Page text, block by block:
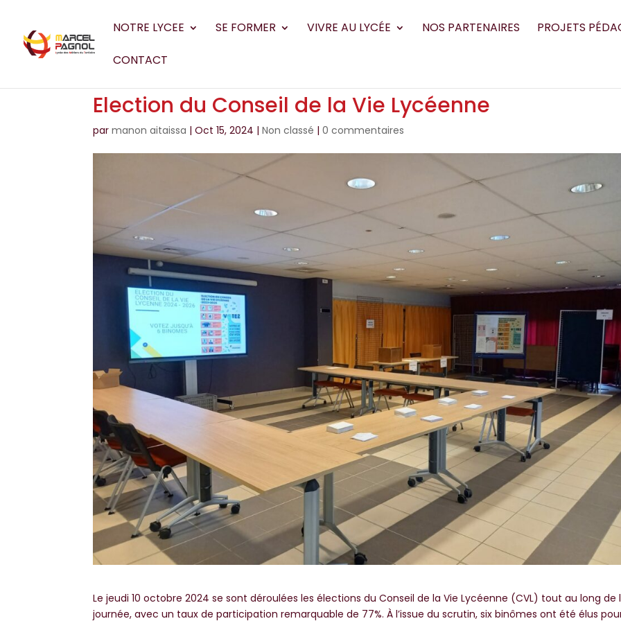
NOTRE LYCEE SE FORMER VIVRE AU LYCÉE NOS PARTENAIRES PROJETS
CONTACT
Election du Conseil de la Vie Lycéenne
parmanon aitaissa |Oct 15, 2024 |Non classé |0 commentaires
Le jeudi 10 octobre 2024 se sont déroulées les élections du Conseil de la Vie Lycéenne (CVL) tout au long de
journée, avec un taux de participation remarquable de 77%. À l’issue du scrutin, six binômes ont été élus